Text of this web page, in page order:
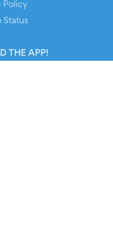
Policy
Status
THE APP!